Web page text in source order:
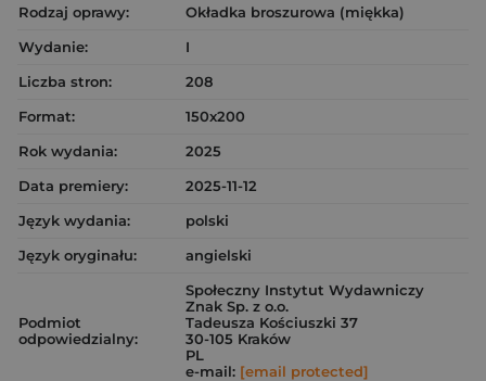
Rodzaj oprawy:
Okładka broszurowa (miękka)
Wydanie:
I
Liczba stron:
208
Format:
150x200
Rok wydania:
2025
Data premiery:
2025-11-12
Język wydania:
polski
Język oryginału:
angielski
Podmiot
odpowiedzialny:
Społeczny Instytut Wydawniczy
Znak Sp. z o.o.
Tadeusza Kościuszki 37
30-105 Kraków
PL
e-mail: [email protected]